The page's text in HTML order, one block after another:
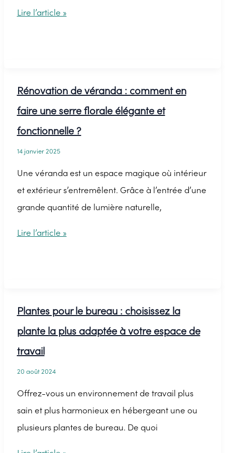
Comment
?
Lire l’article »
Rénovation de véranda : comment en
faire une serre florale élégante et
fonctionnelle ?
14 janvier 2025
Une véranda est un espace magique où intérieur
et extérieur s’entremêlent. Grâce à l’entrée d’une
grande quantité de lumière naturelle,
Rénovation
en
faire
une
serre
Lire l’article »
Plantes pour le bureau : choisissez la
plante la plus adaptée à votre espace de
travail
20 août 2024
Offrez-vous un environnement de travail plus
sain et plus harmonieux en hébergeant une ou
plusieurs plantes de bureau. De quoi